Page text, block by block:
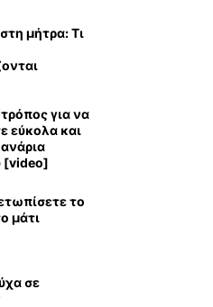
μήτρα: Τι
για να
εύκολα και
[video]
το
μάτι
σε